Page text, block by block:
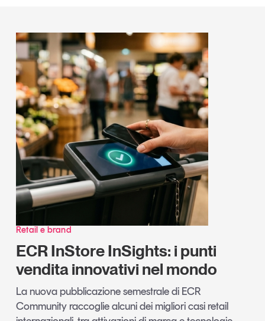
Retail e brand
ECR InStore InSights: i punti
vendita innovativi nel mondo
La nuova pubblicazione semestrale di ECR
Community raccoglie alcuni dei migliori casi retail